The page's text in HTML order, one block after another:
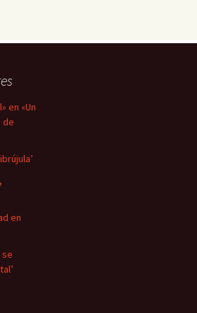
en «Un
de
en